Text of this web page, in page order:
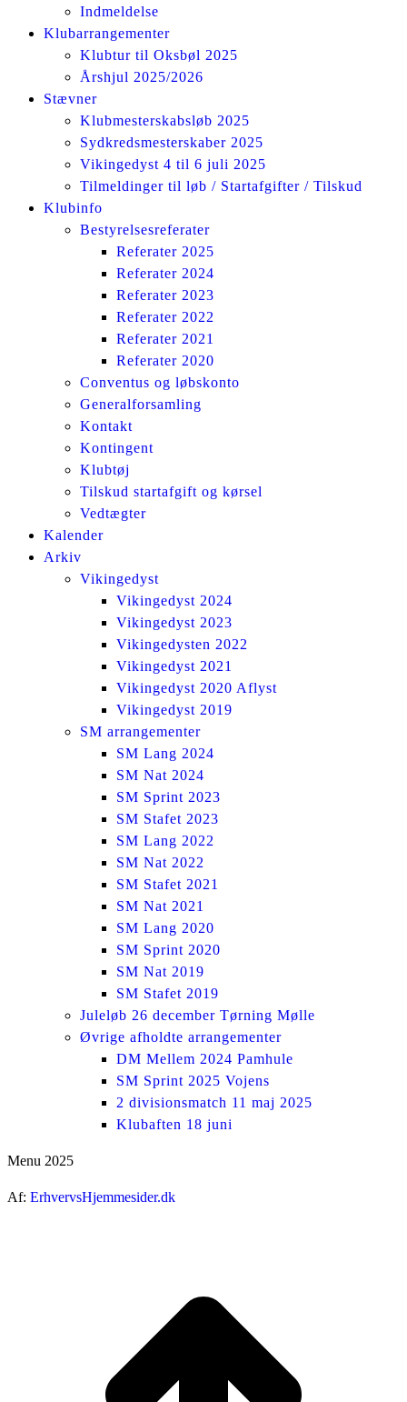
Indmeldelse
Klubarrangementer
Klubtur til Oksbøl 2025
Årshjul 2025/2026
Stævner
Klubmesterskabsløb 2025
Sydkredsmesterskaber 2025
Vikingedyst 4 til 6 juli 2025
Tilmeldinger til løb / Startafgifter / Tilskud
Klubinfo
Bestyrelsesreferater
Referater 2025
Referater 2024
Referater 2023
Referater 2022
Referater 2021
Referater 2020
Conventus og løbskonto
Generalforsamling
Kontakt
Kontingent
Klubtøj
Tilskud startafgift og kørsel
Vedtægter
Kalender
Arkiv
Vikingedyst
Vikingedyst 2024
Vikingedyst 2023
Vikingedysten 2022
Vikingedyst 2021
Vikingedyst 2020 Aflyst
Vikingedyst 2019
SM arrangementer
SM Lang 2024
SM Nat 2024
SM Sprint 2023
SM Stafet 2023
SM Lang 2022
SM Nat 2022
SM Stafet 2021
SM Nat 2021
SM Lang 2020
SM Sprint 2020
SM Nat 2019
SM Stafet 2019
Juleløb 26 december Tørning Mølle
Øvrige afholdte arrangementer
DM Mellem 2024 Pamhule
SM Sprint 2025 Vojens
2 divisionsmatch 11 maj 2025
Klubaften 18 juni
Menu 2025
Af: ErhvervsHjemmesider.dk